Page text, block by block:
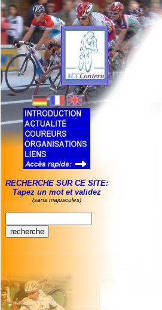
RECHERCHE SUR CE SITE:
Tapez un mot et validez
(sans majuscules)